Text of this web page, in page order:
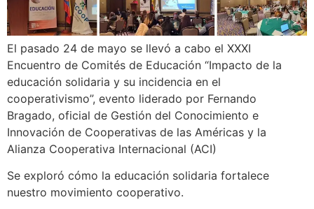
El pasado 24 de mayo se llevó a cabo el XXXI
Encuentro de Comités de Educación “Impacto de la
educación solidaria y su incidencia en el
cooperativismo”, evento liderado por Fernando
Bragado, oficial de Gestión del Conocimiento e
Innovación de Cooperativas de las Américas y la
Alianza Cooperativa Internacional (ACI)
Se exploró cómo la educación solidaria fortalece
nuestro movimiento cooperativo.